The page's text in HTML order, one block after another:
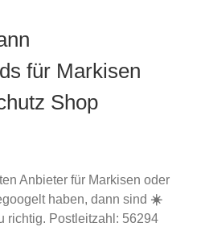
für Markisen
Shop
Anbieter für Markisen oder
haben, dann sind ☀️
richtig. Postleitzahl: 56294